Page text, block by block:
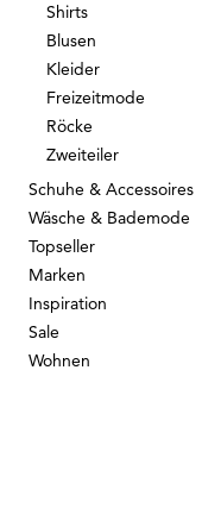
Shirts
Blusen
Kleider
Freizeitmode
Röcke
Zweiteiler
Schuhe & Accessoires
Wäsche & Bademode
Topseller
Marken
Inspiration
Sale
Wohnen